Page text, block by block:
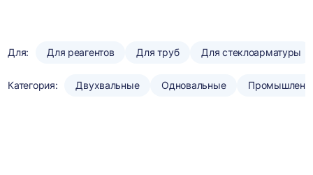
Для: Для реагентов Для труб Для стеклоарматуры
Категория: Двухвальные Одновальные